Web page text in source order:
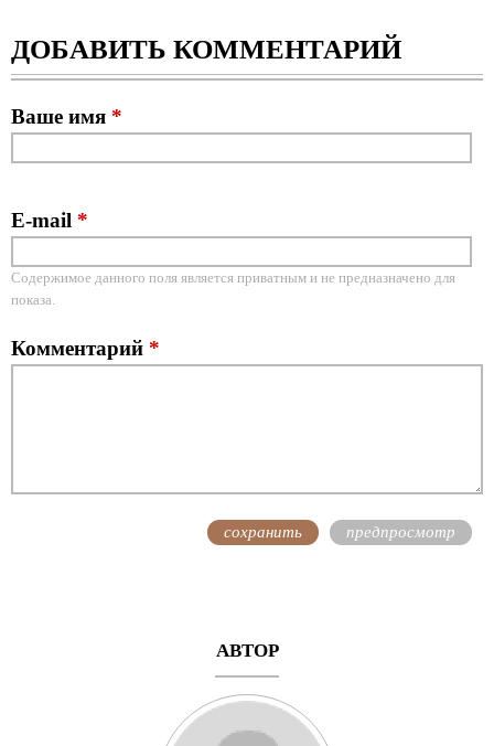
ДОБАВИТЬ КОММЕНТАРИЙ
Ваше имя *
E-mail *
Содержимое данного поля является приватным и не предназначено для
показа.
Комментарий *
АВТОР